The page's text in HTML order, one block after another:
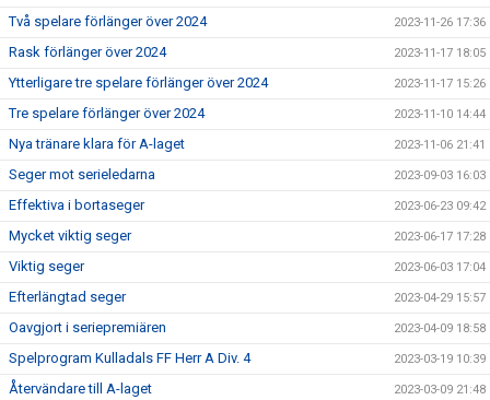
Två spelare förlänger över 2024 2023-11-26 17:36
Rask förlänger över 2024 2023-11-17 18:05
Ytterligare tre spelare förlänger över 2024 2023-11-17 15:26
Tre spelare förlänger över 2024 2023-11-10 14:44
Nya tränare klara för A-laget 2023-11-06 21:41
Seger mot serieledarna 2023-09-03 16:03
Effektiva i bortaseger 2023-06-23 09:42
Mycket viktig seger 2023-06-17 17:28
Viktig seger 2023-06-03 17:04
Efterlängtad seger 2023-04-29 15:57
Oavgjort i seriepremiären 2023-04-09 18:58
Spelprogram Kulladals FF Herr A Div. 4 2023-03-19 10:39
Återvändare till A-laget 2023-03-09 21:48